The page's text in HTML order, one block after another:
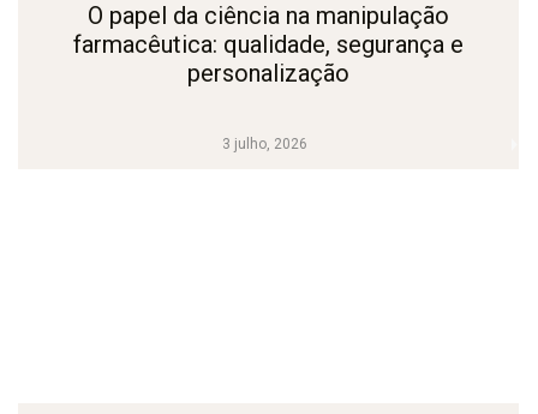
3 julho, 2026
O papel da ciência na manipulação
farmacêutica: qualidade, segurança e
personalização